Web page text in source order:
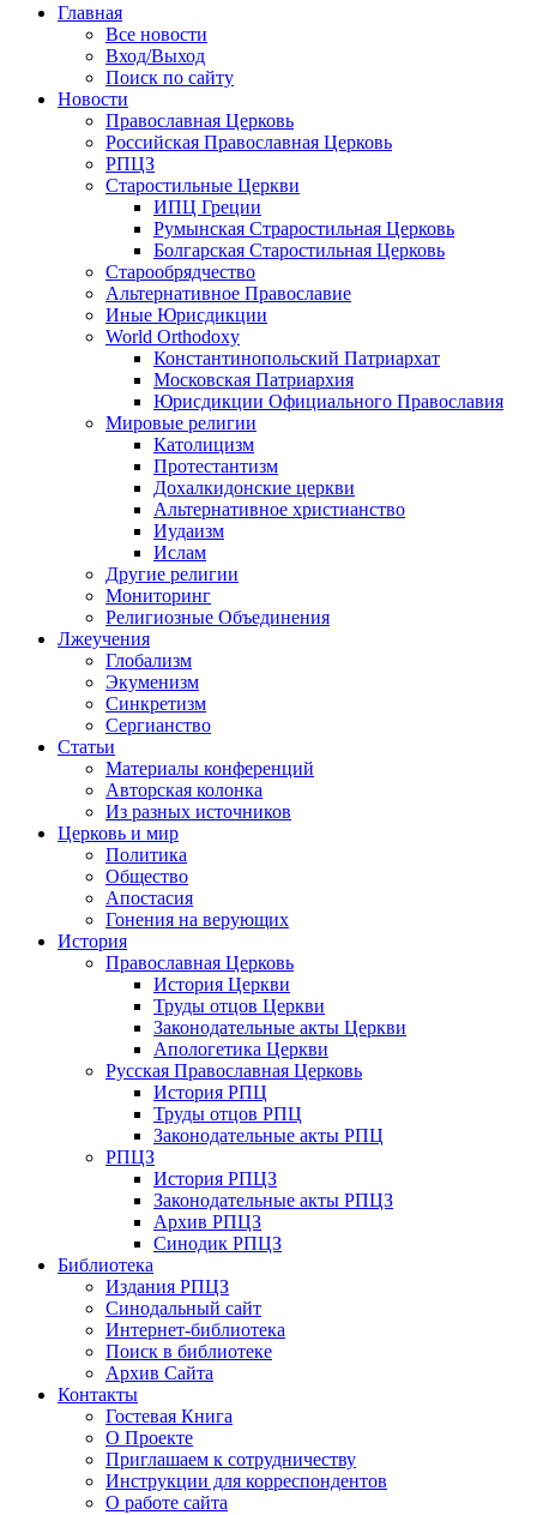
Главная
Все новости
Вход/Выход
Поиск по сайту
Новости
Православная Церковь
Российская Православная Церковь
РПЦЗ
Старостильные Церкви
ИПЦ Греции
Румынская Страростильная Церковь
Болгарская Старостильная Церковь
Старообрядчество
Альтернативное Православие
Иные Юрисдикции
World Orthodoxy
Константинопольский Патриархат
Московская Патриархия
Юрисдикции Официального Православия
Мировые религии
Католицизм
Протестантизм
Дохалкидонские церкви
Альтернативное христианство
Иудаизм
Ислам
Другие религии
Мониторинг
Религиозные Объединения
Лжеучения
Глобализм
Экуменизм
Синкретизм
Сергианство
Статьи
Материалы конференций
Авторская колонка
Из разных источников
Церковь и мир
Политика
Общество
Апостасия
Гонения на верующих
История
Православная Церковь
История Церкви
Труды отцов Церкви
Законодательные акты Церкви
Апологетика Церкви
Русская Православная Церковь
История РПЦ
Труды отцов РПЦ
Законодательные акты РПЦ
РПЦЗ
История РПЦЗ
Законодательные акты РПЦЗ
Архив РПЦЗ
Синодик РПЦЗ
Библиотека
Издания РПЦЗ
Синодальный сайт
Интернет-библиотека
Поиск в библиотеке
Архив Сайта
Контакты
Гостевая Книга
О Проекте
Приглашаем к сотрудничеству
Инструкции для корреспондентов
О работе сайта